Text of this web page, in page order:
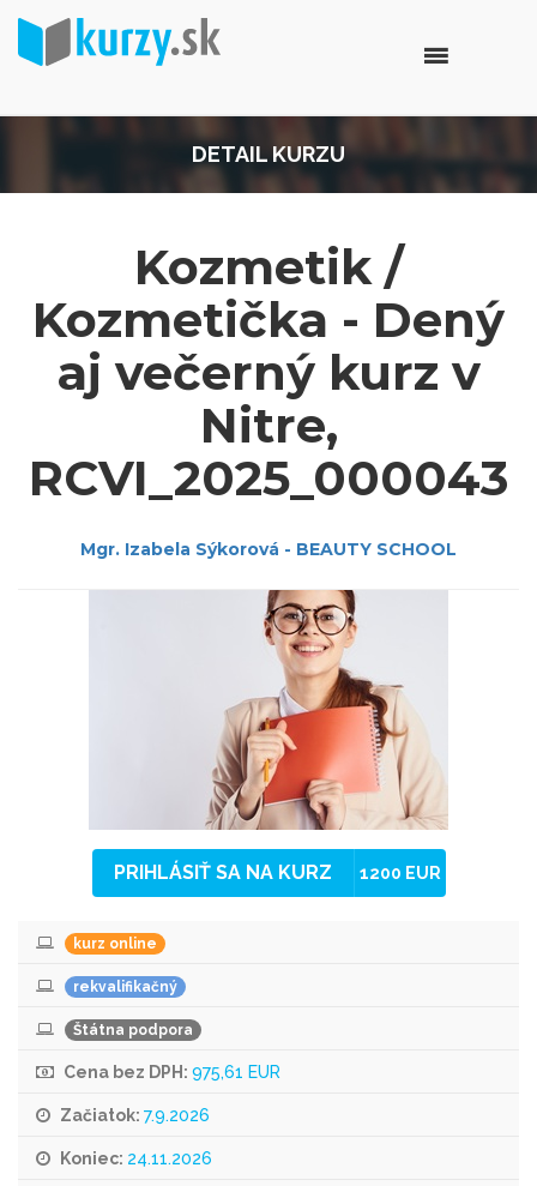
DETAIL KURZU
Kozmetik /
Kozmetička - Dený
aj večerný kurz v
Nitre,
RCVI_2025_000043
Mgr. Izabela Sýkorová - BEAUTY SCHOOL
PRIHLÁSIŤ SA NA KURZ 1200 EUR
kurz online
rekvalifikačný
Štátna podpora
Cena bez DPH: 975,61 EUR
Začiatok: 7.9.2026
Koniec: 24.11.2026